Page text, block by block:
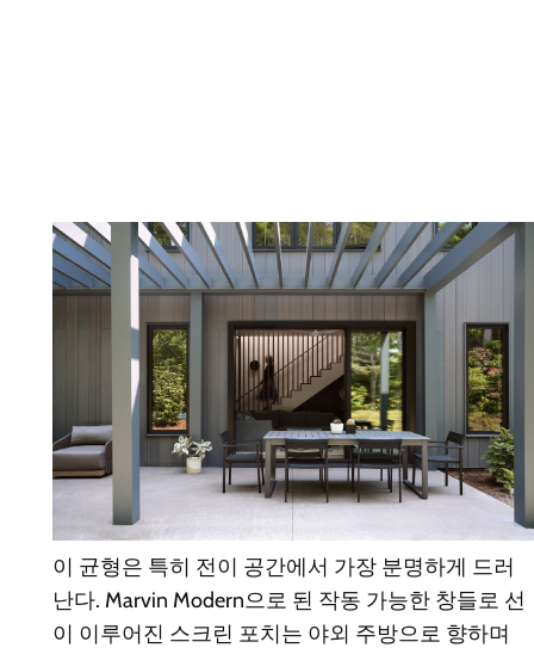
이 균형은 특히 전이 공간에서 가장 분명하게 드러
난다. Marvin Modern으로 된 작동 가능한 창들로 선
이 이루어진 스크린 포치는 야외 주방으로 향하며